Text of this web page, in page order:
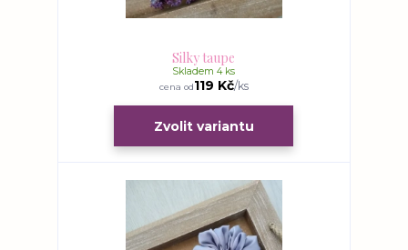
Silky taupe
cena od119 Kč/ks
Skladem 4 ks
Zvolit variantu